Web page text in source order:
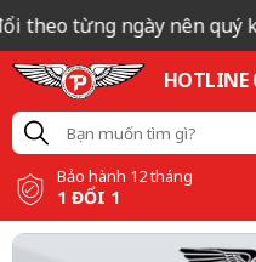
từng ngày nên quý
HOTLINE
Bảo hành 12 tháng
1 ĐỔI 1